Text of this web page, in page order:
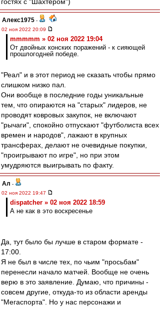
Алекс1975 -
02 ноя 2022 20:09
mmmmm » 02 ноя 2022 19:04
От двойных конских поражений - к сияющей
прошлогодней победе.
"Реал" и в этот период не сказать чтобы прямо
слишком низко пал.
Они вообще в последние годы уникальные
тем, что опираются на "старых" лидеров, не
проводят ковровых закупок, не включают
"рычаги", спокойно отпускают "футболиста всех
времен и народов", лажают в крупных
трансферах, делают не очевидные покупки,
"проигрывают по игре", но при этом
умудряются выигрывать по факту.
Ал -
02 ноя 2022 19:47
dispatcher » 02 ноя 2022 18:59
А не как в это воскресенье
Да, тут было бы лучше в старом формате -
17:00.
Я не был в числе тех, по чьим "просьбам"
перенесли начало матчей. Вообще не очень
верю в это заявление. Думаю, что причины -
совсем другие, откуда-то из области аренды
"Мегаспорта". Но у нас персонажи и